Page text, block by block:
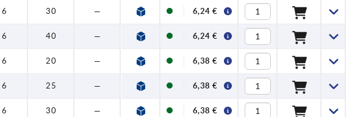
6 30 — 6,24 €
6 40 — 6,24 €
6 20 — 6,38 €
6 25 — 6,38 €
6 30 — 6,38 €